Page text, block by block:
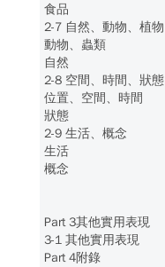
食品
2-7 自然、動物、植物
動物、蟲類
自然
2-8 空間、時間、狀態
位置、空間、時間
狀態
2-9 生活、概念
生活
概念
Part 3其他實用表現
3-1 其他實用表現
Part 4附錄